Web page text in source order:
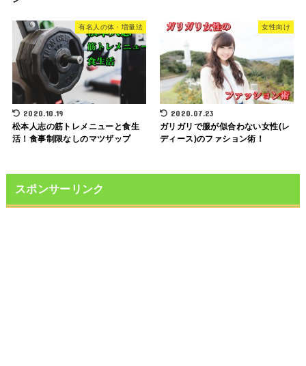
有名人の体・増量法
2020.10.19
松本人志の筋トレメニューと食生
活！食事制限なしのマツザップ
女性向け
2020.07.23
ガリガリで服が似合わない女性(レ
ディース)のファション術！
スポンサーリンク